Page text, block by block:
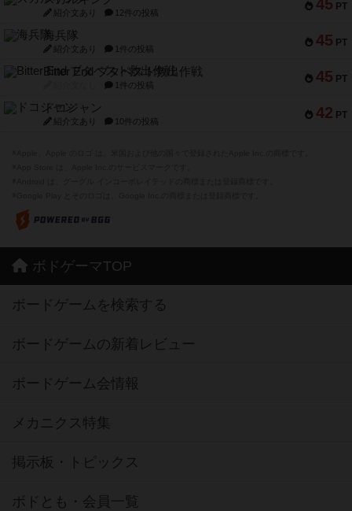
45 PT
紹介文あり 12件の投稿
45 PT
海兵隊
紹介文あり 1件の投稿
45 PT
Bitter End ブタペスト救出作戦
1件の投稿
42 PT
ドコジャン
紹介文あり 10件の投稿
ボドゲーマTOP
ボードゲームを検索する
ボードゲームの新着レビュー
ボードゲーム会情報
メカニクス特集
掲示板・トピックス
ボドとも・会員一覧